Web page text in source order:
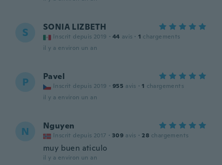
S SONIA LIZBETH
Inscrit depuis 2019 · 44 avis · 1 chargements
il y a environ un an
P Pavel
Inscrit depuis 2019 · 955 avis · 1 chargements
il y a environ un an
N Nguyen
Inscrit depuis 2017 · 309 avis · 28 chargements
muy buen aticulo
il y a environ un an